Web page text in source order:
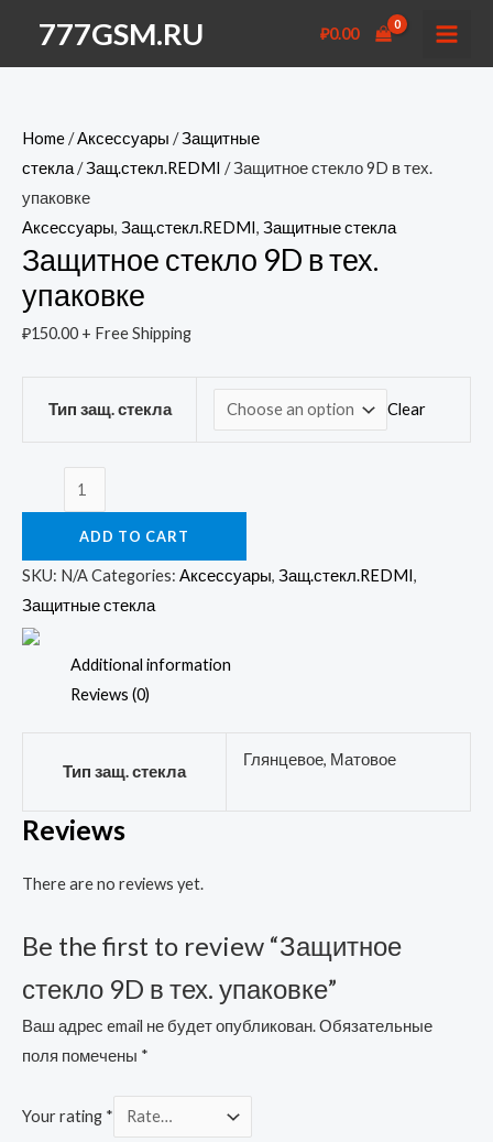
содержимому
777GSM.RU ₽0.00
Home/Аксессуары /Защитные
стекла/Защ.стекл.REDMI / Защитное стекло 9D в тех.
упаковке
Аксессуары, Защ.стекл.REDMI, Защитные стекла
Защитное стекло 9D в тех.
упаковке
₽150.00 + Free Shipping
Тип защ. стекла Clear
Защитное
стекло
в
тех.
упаковке
quantity
ADD TO CART
SKU: N/ACategories: Аксессуары, Защ.стекл.REDMI,
Защитные стекла
Additional information
Reviews (0)
Тип защ. стекла
Глянцевое, Матовое
Reviews
There are no reviews yet.
Be the first to review “Защитное
стекло 9D в тех. упаковке”
Ваш адрес email не будет опубликован.Обязательные
поля помечены *
Your rating *